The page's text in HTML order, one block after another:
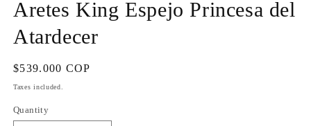
1
in
modal
Aretes King Espejo Princesa del
Atardecer
Regular
price
$539.000 COP
Taxes included.
Quantity
Quantity